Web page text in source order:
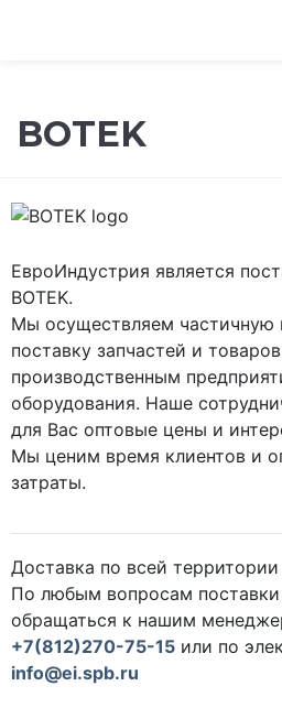
BOTEK
ЕвроИндустрия является
BOTEK.
Мы осуществляем частичную
поставку запчастей и
производственным
оборудования. Наше
для Вас оптовые цены и
Мы ценим время клиентов и
затраты.
Доставка по всей
По любым вопросам
обращаться к нашим
+7(812)270-75-15 или по
info@ei.spb.ru